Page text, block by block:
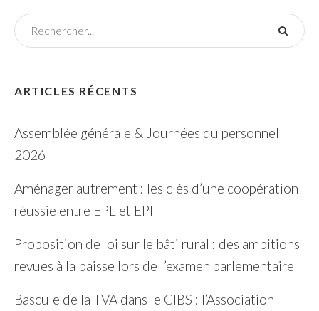
ARTICLES RÉCENTS
Assemblée générale & Journées du personnel
2026
Aménager autrement : les clés d’une coopération
réussie entre EPL et EPF
Proposition de loi sur le bâti rural : des ambitions
revues à la baisse lors de l’examen parlementaire
Bascule de la TVA dans le CIBS : l’Association